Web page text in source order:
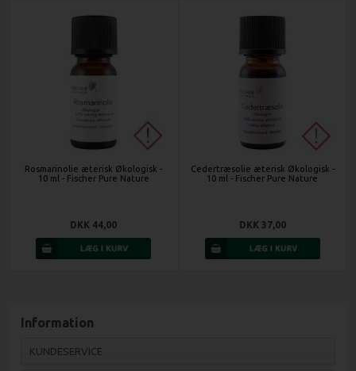
Rosmarinolie æterisk Økologisk -
10 ml - Fischer Pure Nature
DKK 44,00
Cedertræsolie æterisk Økologisk -
10 ml - Fischer Pure Nature
DKK 37,00
Information
KUNDESERVICE